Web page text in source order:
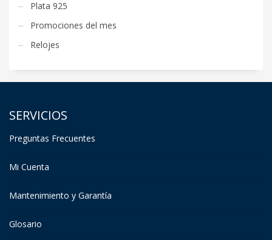
Plata 925
Promociones del mes
Relojes
SERVICIOS
Preguntas Frecuentes
Mi Cuenta
Mantenimiento y Garantía
Glosario